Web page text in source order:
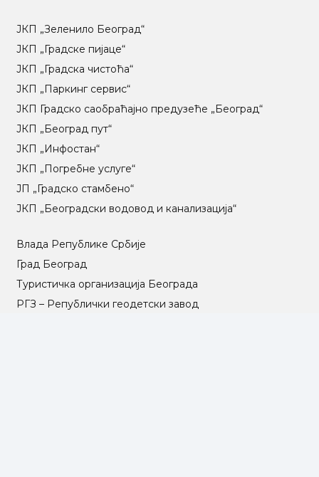
ЈКП „Зеленило Београд“
ЈКП „Градске пијаце“
ЈКП „Градска чистоћа“
ЈКП „Паркинг сервис“
ЈКП Градско саобраћајно предузеће „Београд“
ЈКП „Београд пут“
ЈКП „Инфостан“
ЈКП „Погребне услуге“
ЈП „Градско стамбено“
ЈКП „Београдски водовод и канализација“
Влада Републике Србије
Град Београд
Туристичка организација Београда
РГЗ – Републички геодетски завод